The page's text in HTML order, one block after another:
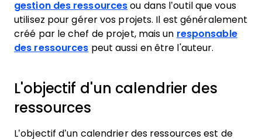
gestion des ressources ou dans l’outil que vous
utilisez pour gérer vos projets. Il est généralement
créé par le chef de projet, mais un responsable
des ressources peut aussi en être l'auteur.
L'objectif d'un calendrier des
ressources
L’objectif d’un calendrier des ressources est de